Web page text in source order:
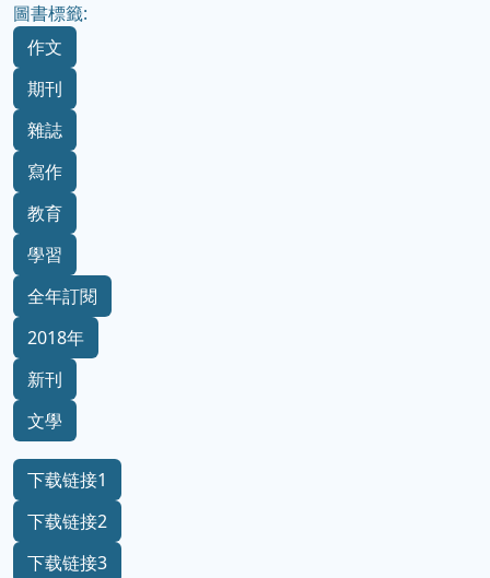
圖書標籤:
作文
期刊
雜誌
寫作
教育
學習
全年訂閱
2018年
新刊
文學
下载链接1
下载链接2
下载链接3